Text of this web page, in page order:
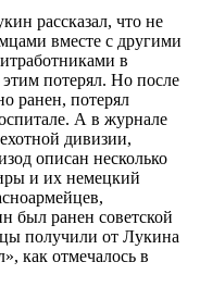
рассказал, что не
вместе с другими
в
потерял. Но после
ранен, потерял
А в журнале
дивизии,
описан несколько
и их немецкий
был ранен советской
получили от Лукина
как отмечалось в